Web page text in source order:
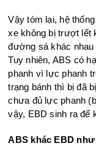
Vậy tóm lại, hệ
xe không bị trượt lết
đường sá khác
Tuy nhiên, ABS có
phanh vì lực phanh
trạng bánh thì bị đã
chưa đủ lực phanh
vậy, EBD sinh ra để
ABS khác EBD